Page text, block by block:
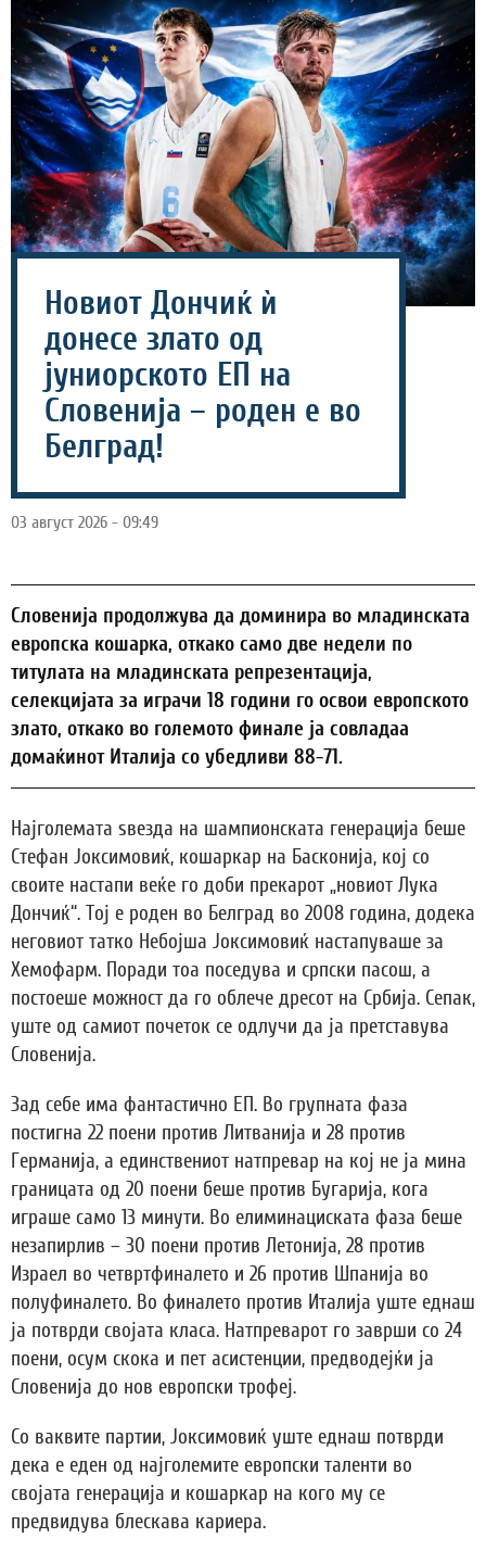
Новиот Дончиќ ѝ
донесе злато од
јуниорското ЕП на
Словенија – роден е во
Белград!
03 август 2026 - 09:49
Словенија продолжува да доминира во младинската
европска кошарка, откако само две недели по
титулата на младинската репрезентација,
селекцијата за играчи 18 години го освои европското
злато, откако во големото финале ја совладаа
домаќинот Италија со убедливи 88-71.
Најголемата ѕвезда на шампионската генерација беше
Стефан Јоксимовиќ, кошаркар на Басконија, кој со
своите настапи веќе го доби прекарот „новиот Лука
Дончиќ“. Тој е роден во Белград во 2008 година, додека
неговиот татко Небојша Јоксимовиќ настапуваше за
Хемофарм. Поради тоа поседува и српски пасош, а
постоеше можност да го облече дресот на Србија. Сепак,
уште од самиот почеток се одлучи да ја претставува
Словенија.
Зад себе има фантастично ЕП. Во групната фаза
постигна 22 поени против Литванија и 28 против
Германија, а единствениот натпревар на кој не ја мина
границата од 20 поени беше против Бугарија, кога
играше само 13 минути. Во елиминациската фаза беше
незапирлив – 30 поени против Летонија, 28 против
Израел во четвртфиналето и 26 против Шпанија во
полуфиналето. Во финалето против Италија уште еднаш
ја потврди својата класа. Натпреварот го заврши со 24
поени, осум скока и пет асистенции, предводејќи ја
Словенија до нов европски трофеј.
Со ваквите партии, Јоксимовиќ уште еднаш потврди
дека е еден од најголемите европски таленти во
својата генерација и кошаркар на кого му се
предвидува блескава кариера.